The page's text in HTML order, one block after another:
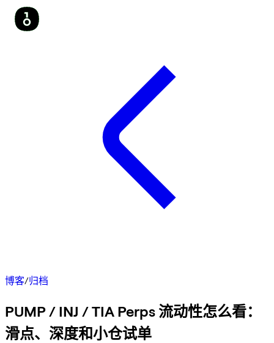
博客/归档
PUMP / INJ / TIA Perps 流动性怎么看：
滑点、深度和小仓试单